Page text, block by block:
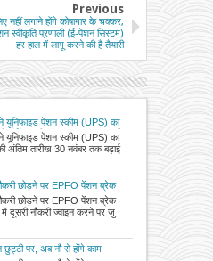
Previous
नहीं लगाने होंगे कोषागार के चक्कर,
स्वीकृति प्रणाली (ई-पेंशन सिस्टम)
हर हाल में लागू करने की है तैयारी
यूनिफाइड पेंशन स्कीम (UPS) का
अंतिम तारीख 30 नवंबर तक बढ़ाई
यूनिफाइड पेंशन स्कीम (UPS) का
अंतिम तारीख 30 नवंबर तक बढ़ाई
छोड़ने पर EPFO पेंशन ब्रेक
दूसरी नौकरी ज्वाइन करने पर जुड़
छोड़ने पर EPFO पेंशन ब्रेक
में दूसरी नौकरी ज्वाइन करने पर जु
छुट्टी पर, अब नौ से होंगे काम